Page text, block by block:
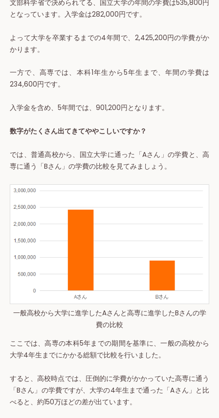
文部科学省で決められてる、国立大学の年間の学費は535,800円
となっています。入学金は282,000円です。
よって大学を卒業するまでの4年間で、2,425,200円の学費がか
かります。
一方で、高専では、本科1年生から5年生まで、年間の学費は
234,600円です。
入学金を含め、5年間では、901,200円となります。
数字がたくさん出てきてややこしいですか？
では、普通高校から、国立大学に通った「Aさん」の学費と、高
専に通う「Bさん」の学費の比較を見てみましょう。
一般高校から大学に進学したAさんと高専に進学したBさんの学
費の比較
ここでは、高専の本科5年までの期間を基準に、一般の高校から
大学4年生までにかかる総額で比較を行いました。
すると、高校時点では、圧倒的に学費がかかっていた高専に通う
「Bさん」の学費ですが、大学の4年生まで通った「Aさん」と比
べると、約150万ほどの差が出ています。